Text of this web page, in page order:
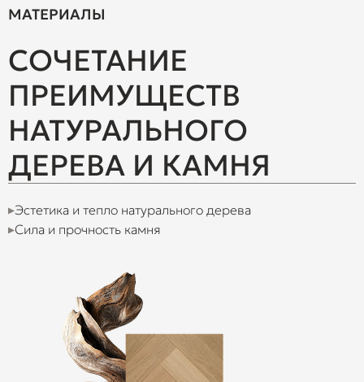
МАТЕРИАЛЫ
СОЧЕТАНИЕ
ПРЕИМУЩЕСТВ
НАТУРАЛЬНОГО
ДЕРЕВА И КАМНЯ
Эстетика и тепло натурального дерева
Сила и прочность камня